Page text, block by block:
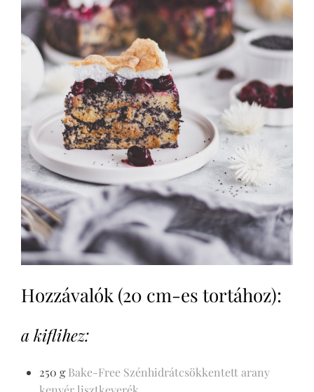
Hozzávalók (20 cm-es tortához):
a kiflihez:
250 gBake-Free Szénhidrátcsökkentett arany